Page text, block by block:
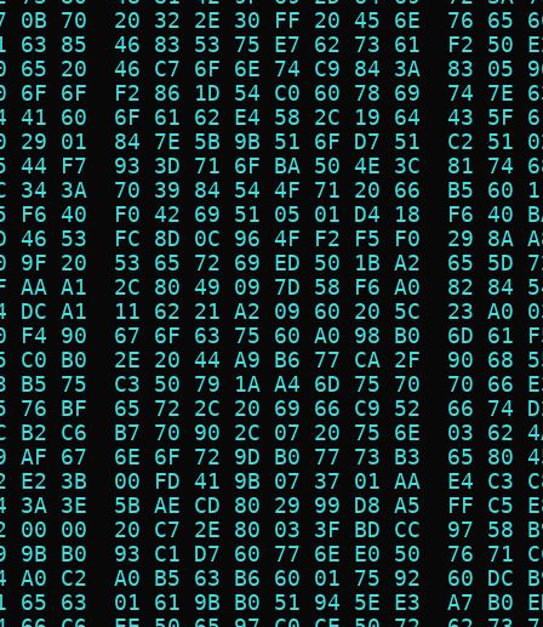
0B 70  20 32 2E 30 FF 20 45 6E  76
63 85  46 83 53 75 E7 62 73 61  F2
65 20  46 C7 6F 6E 74 C9 84 3A  83
6F 6F  F2 86 1D 54 C0 60 78 69  74
41 60  6F 61 62 E4 58 2C 19 64  43
29 01  84 7E 5B 9B 51 6F D7 51  C2
44 F7  93 3D 71 6F BA 50 4E 3C  81
34 3A  70 39 84 54 4F 71 20 66  B5
F6 40  F0 42 69 51 05 01 D4 18  F6
46 53  FC 8D 0C 96 4F F2 F5 F0  29
9F 20  53 65 72 69 ED 50 1B A2  65
AA A1  2C 80 49 09 7D 58 F6 A0  82
DC A1  11 62 21 A2 09 60 20 5C  23
F4 90  67 6F 63 75 60 A0 98 B0  6D
C0 B0  2E 20 44 A9 B6 77 CA 2F  90
B5 75  C3 50 79 1A A4 6D 75 70  70
76 BF  65 72 2C 20 69 66 C9 52  66
B2 C6  B7 70 90 2C 07 20 75 6E  03
AF 67  6E 6F 72 9D B0 77 73 B3  65
E2 3B  00 FD 41 9B 07 37 01 AA  E4
3A 3E  5B AE CD 80 29 99 D8 A5  FF
00 00  20 C7 2E 80 03 3F BD CC  97
9B B0  93 C1 D7 60 77 6E E0 50  76
A0 C2  A0 B5 63 B6 60 01 75 92  60
65 63  01 61 9B B0 51 94 5E E3  A7